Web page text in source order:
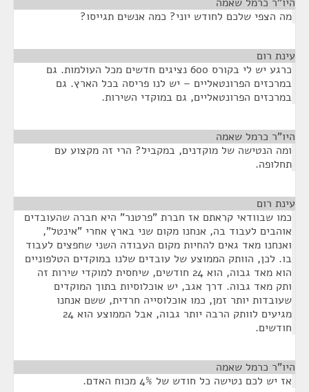
מה הצפי שלכם לחודש יוני? כמה אנשים תגייסו?
עינת רום
כרגע יש לי בקורס 600 נציגים חדשים מכל העולמות. גם
במרכזים הפרונטאליים – יש לנו פריסה בכל הארץ. גם
במרכזים הפרונטאליים, גם במוקדי השירות.
היו"ר כרמל שאמה
ומה הנטישה של מוקדנים, במקביל? הרי זה מקצוע עם
תחלופה.
עינת רום
כמו שבוודאי קראתם אז חברת "פרטנר" היא חברה שהעובדים
אוהבים לעבוד בה, אנחנו מקום שני בארץ אחרי "אינטל",
ואנחנו מאד גאים להחיות מקום העבודה השני שחפצים לעבוד
בו. לכן, הוותק הממוצע של עובדים שלנו במוקדים הטלפוניים
הוא מאד גבוה, הוא 24 חודשים, שיחסית למוקדי שירות זה
ותק מאד גבוה. דרך אגב, יש אוכלוסיות בתוך המוקדים
שעובדות יותר זמן, כמו אוכלוסייה חרדית, ששם אנחנו
מגיעים לוותק הרבה יותר גבוה, אבל הממוצע הוא 24
חודשים.
היו"ר כרמל שאמה
אז יש לכם נטישה כל חודש של 4% מכוח האדם.